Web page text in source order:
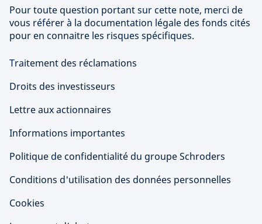
Pour toute question portant sur cette note, merci de
vous référer à la documentation légale des fonds cités
pour en connaitre les risques spécifiques.
Traitement des réclamations
Droits des investisseurs
Lettre aux actionnaires
Informations importantes
Politique de confidentialité du groupe Schroders
Conditions d'utilisation des données personnelles
Cookies